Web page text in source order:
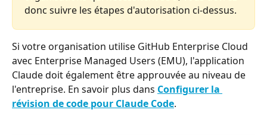
donc suivre les étapes d'autorisation ci-dessus.
Si votre organisation utilise GitHub Enterprise Cloud
avec Enterprise Managed Users (EMU), l'application
Claude doit également être approuvée au niveau de
l'entreprise. En savoir plus dans Configurer la
révision de code pour Claude Code.